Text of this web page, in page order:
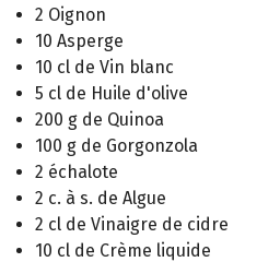
2 Oignon
10 Asperge
10 cl de Vin blanc
5 cl de Huile d'olive
200 g de Quinoa
100 g de Gorgonzola
2 échalote
2 c. à s. de Algue
2 cl de Vinaigre de cidre
10 cl de Crème liquide